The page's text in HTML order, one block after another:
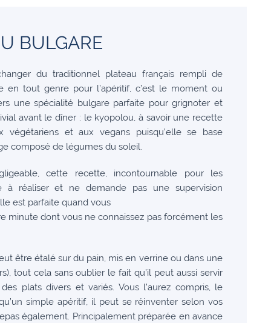
BULGARE
du traditionnel plateau français rempli de
en tout genre pour l’apéritif, c’est le moment ou
une spécialité bulgare parfaite pour grignoter et
avant le dîner : le kyopolou, à savoir une recette
végétariens et aux vegans puisqu’elle se base
composé de légumes du soleil.
cette recette, incontournable pour les
à réaliser et ne demande pas une supervision
est parfaite quand vous
minute dont vous ne connaissez pas forcément les
être étalé sur du pain, mis en verrine ou dans une
tout cela sans oublier le fait qu’il peut aussi servir
plats divers et variés. Vous l’aurez compris, le
simple apéritif, il peut se réinventer selon vos
également. Principalement préparée en avance